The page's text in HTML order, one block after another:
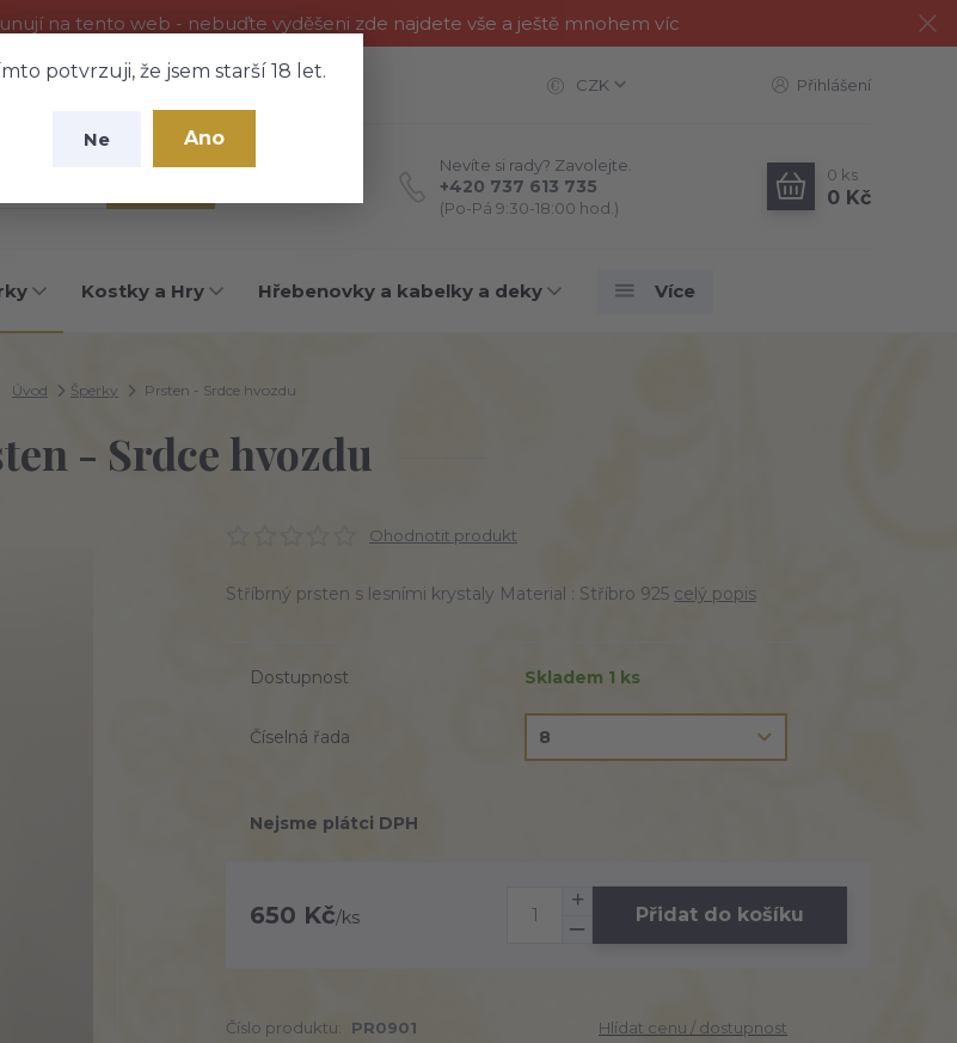
na tento web - nebuďte vyděšeni zde najdete vše a ještě mnohem víc
potvrzuji, že jsem starší 18 let.
Ne Ano
Fotogalerie Kontakty CZK Přihlášení
Nevíte si rady? Zavolejte.
+420 737 613 735
(Po-Pá 9:30-18:00 hod.)
0 ks
0 Kč
Kostky a Hry Hřebenovky a kabelky a deky Více
Úvod Šperky Prsten - Srdce hvozdu
- Srdce hvozdu
Ohodnotit produkt
Stříbrný prsten s lesními krystaly Material : Stříbro 925 celý popis
Dostupnost Skladem 1 ks
Číselná řada
Nejsme plátci DPH
650 Kč/ks Přidat do košíku
Číslo produktu: PR0901 Hlídat cenu / dostupnost